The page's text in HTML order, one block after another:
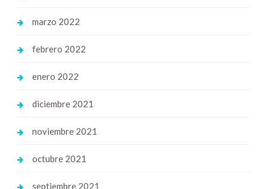
marzo 2022
febrero 2022
enero 2022
diciembre 2021
noviembre 2021
octubre 2021
septiembre 2021